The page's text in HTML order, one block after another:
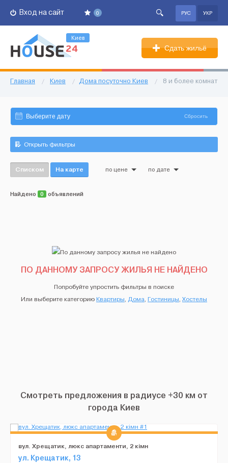
0
Вход на сайт РУС УКР
Киев
Сдать жильё
Главная / Киев / Дома посуточно Киев / 8 и более комнат
Сбросить
Открыть фильтры
Списком На карте по цене по дате
Найдено 0 объявлений
ПО ДАННОМУ ЗАПРОСУ ЖИЛЬЯ НЕ НАЙДЕНО
Попробуйте упростить фильтры в поиске
Или выберите категориюКвартиры, Дома, Гостиницы, Хостелы
Смотреть предложения в радиусе +30 км от
города Киев
вул. Хрещатик, люкс апартаменти, 2 кімн
ул. Крещатик, 13